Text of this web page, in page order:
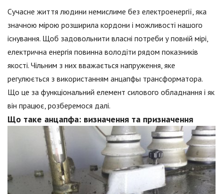
Сучасне життя людини немислиме без електроенергії, яка
значною мірою розширила кордони і можливості нашого
існування. Щоб задовольнити власні потреби у повній мірі,
електрична енергія повинна володіти рядом показників
якості. Чільним з них вважається напруження, яке
регулюється з використанням анцапфы трансформатора.
Що це за функціональний елемент силового обладнання і як
він працює, розберемося далі.
Що таке анцапфа: визначення та призначення